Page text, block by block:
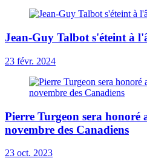
Jean-Guy Talbot s'éteint à
23 févr. 2024
Pierre Turgeon sera honoré
novembre des Canadiens
23 oct. 2023